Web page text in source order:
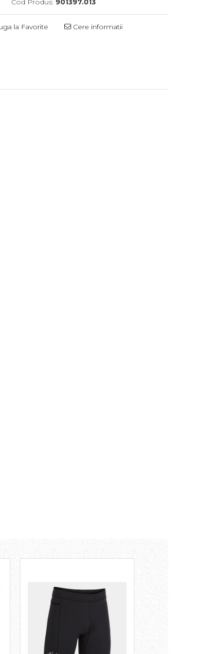
Cod Produs: 901397.013
la Favorite Cere informatii